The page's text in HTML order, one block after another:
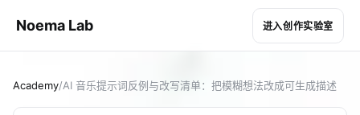
Noema Lab 进入创作实验室
Academy/AI 音乐提示词反例与改写清单：把模糊想法改成可生成描述